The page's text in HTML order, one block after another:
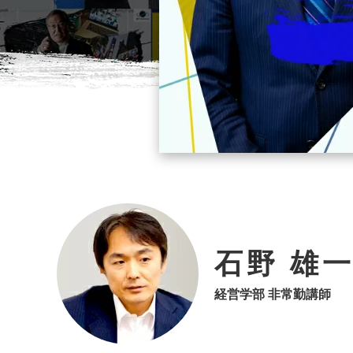
石野 雄
経営学部 非常勤講師